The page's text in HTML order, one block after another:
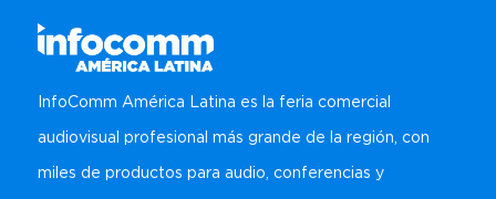
InfoComm América Latina es la feria comercial
audiovisual profesional más grande de la región, con
miles de productos para audio, conferencias y